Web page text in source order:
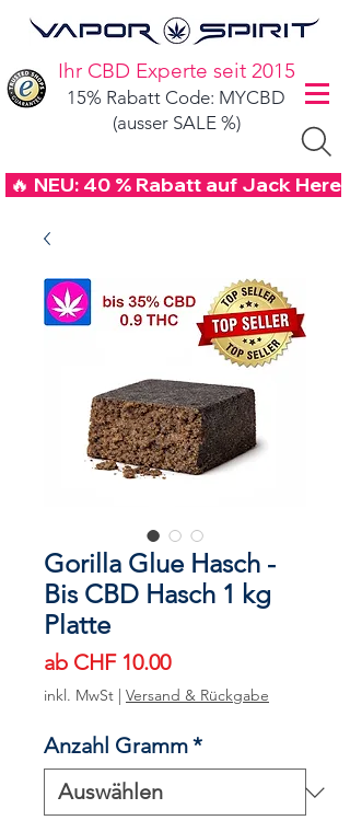
Ihr CBD Experte seit 2015
15% Rabatt Code: MYCBD
(ausser SALE %)
🔥 NEU: 40 % Rabatt auf Jack
Gorilla Glue Hasch -
Bis CBD Hasch 1 kg
Platte
ab CHF 10.00Sale-
Preis
inkl. MwSt | Versand & Rückgabe
Anzahl Gramm*